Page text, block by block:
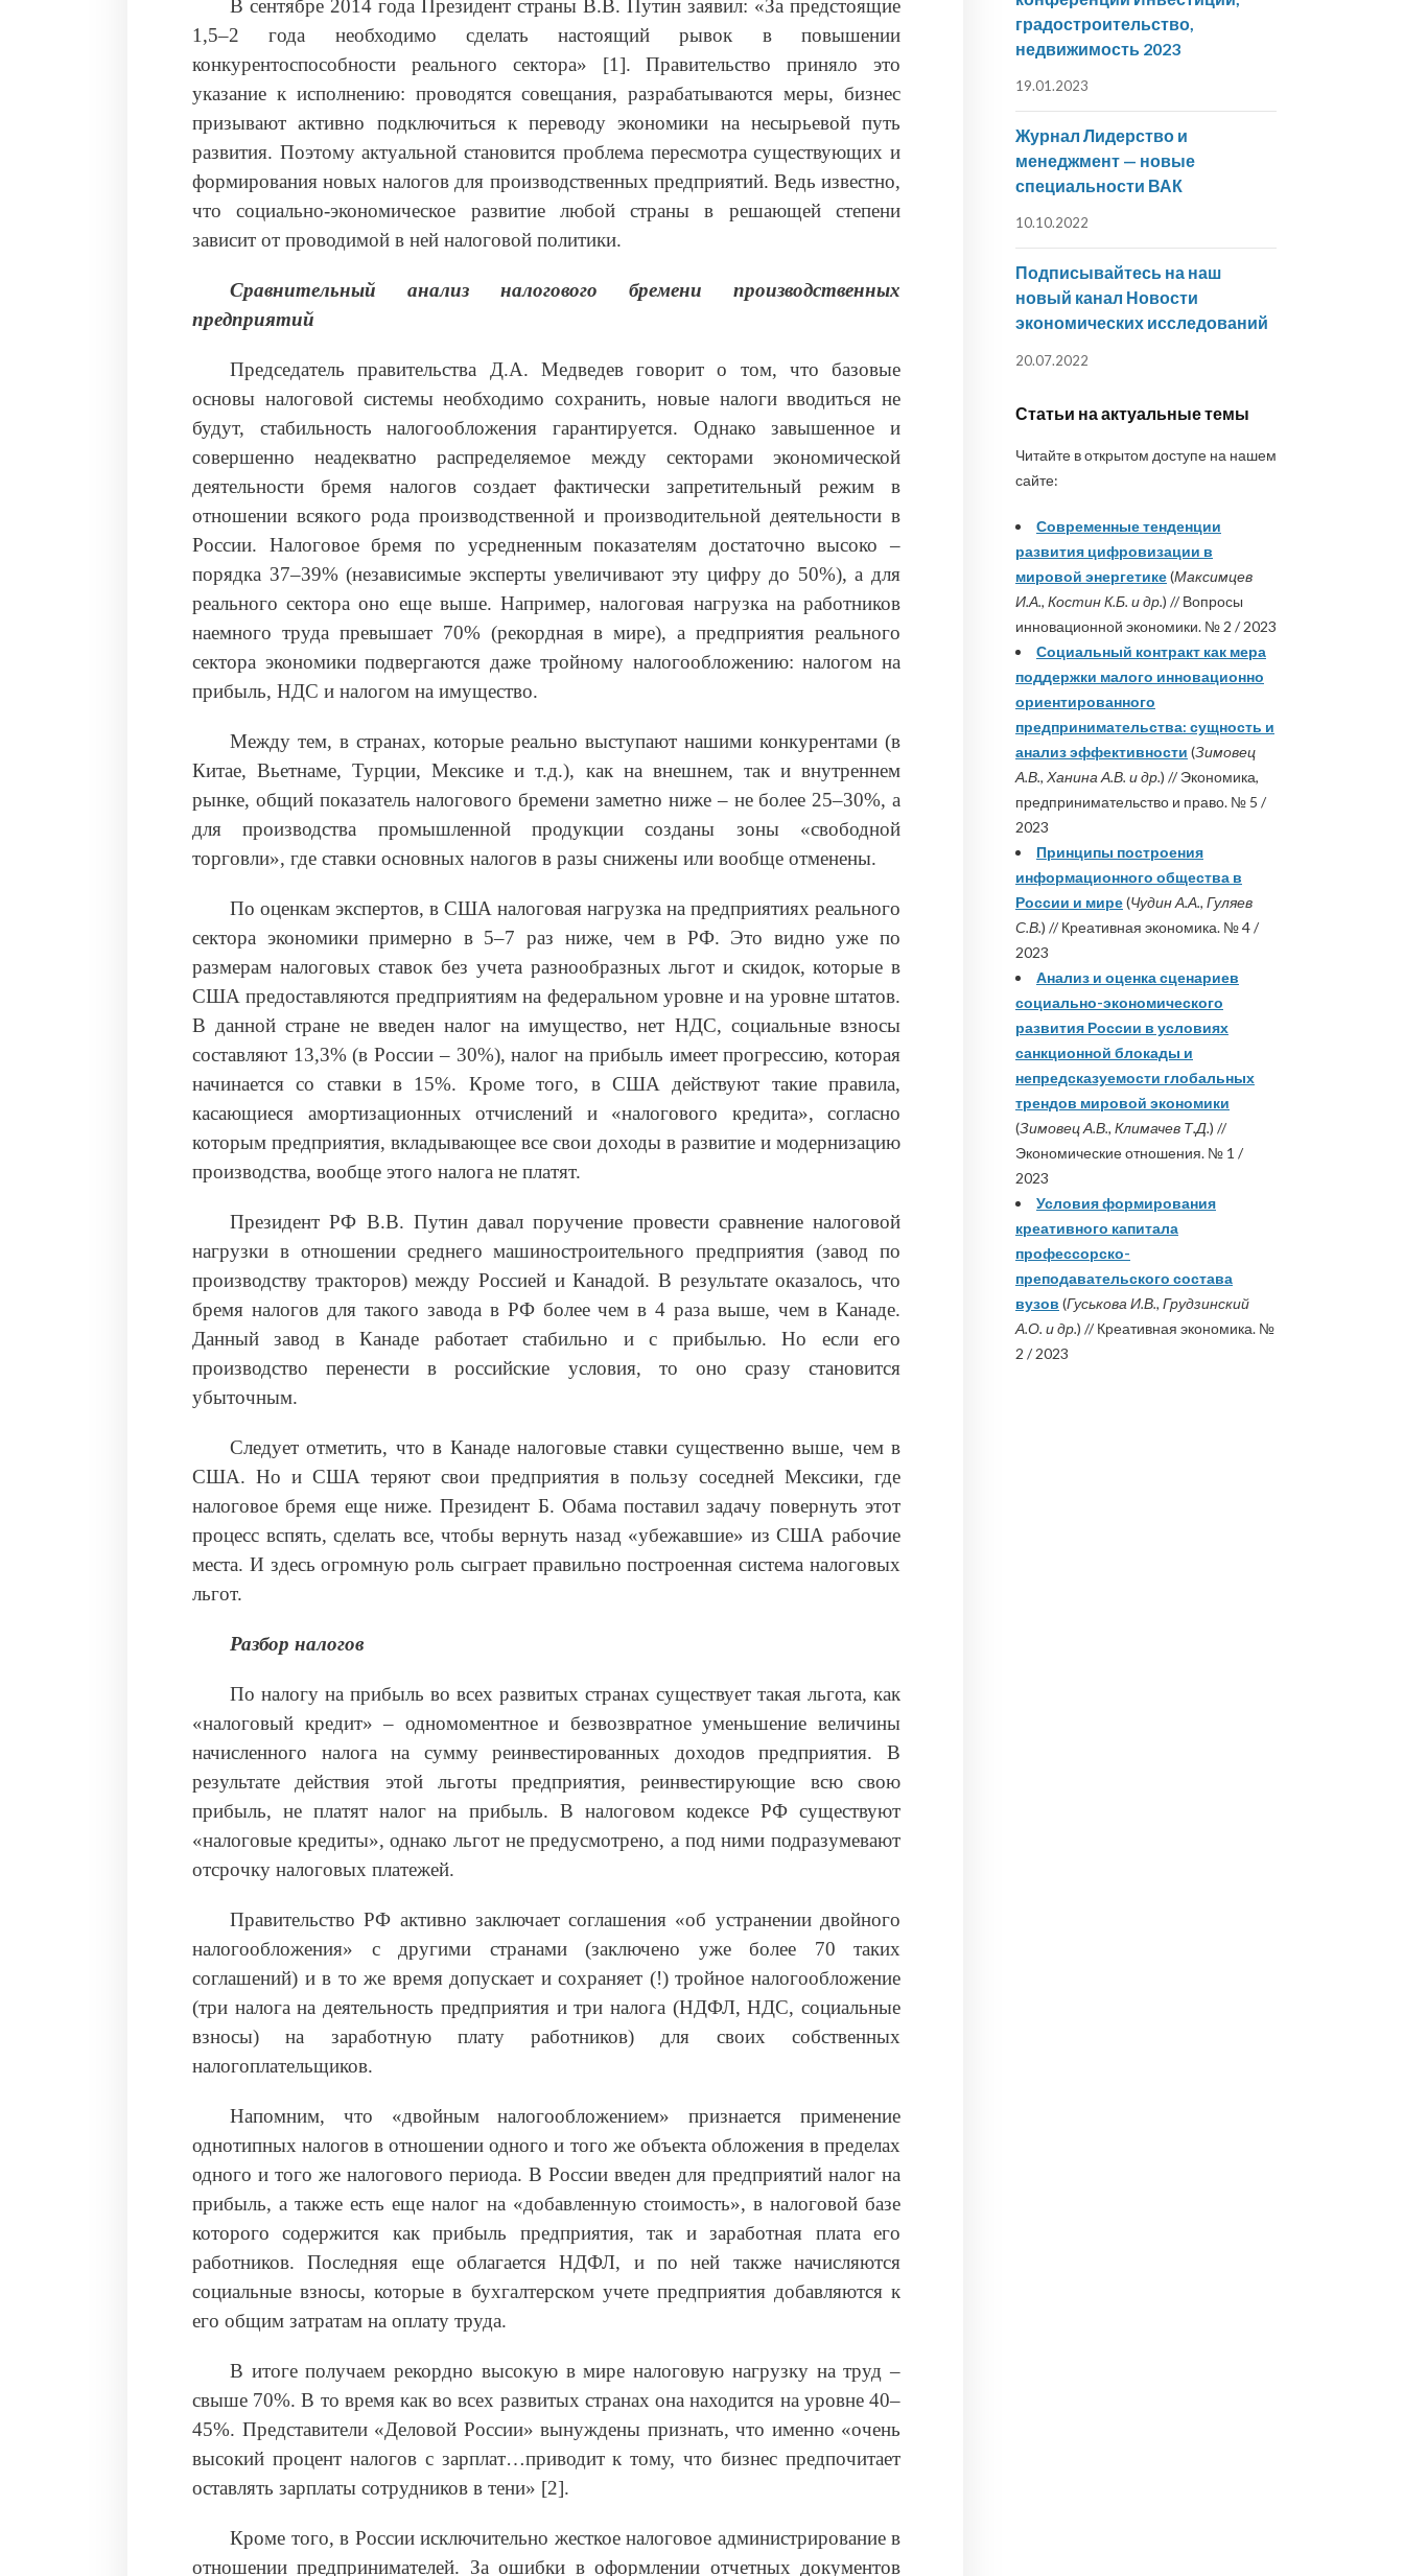
В сентябре 2014 года Президент страны В.В. Путин заявил: «За предстоящие
1,5–2 года необходимо сделать настоящий рывок в повышении
конкурентоспособности реального сектора» [1]. Правительство приняло это
указание к исполнению: проводятся совещания, разрабатываются меры, бизнес
призывают активно подключиться к переводу экономики на несырьевой путь
развития. Поэтому актуальной становится проблема пересмотра существующих и
формирования новых налогов для производственных предприятий. Ведь известно,
что социально-экономическое развитие любой страны в решающей степени
зависит от проводимой в ней налоговой политики.
Сравнительный анализ налогового бремени производственных
предприятий
Председатель правительства Д.А. Медведев говорит о том, что базовые
основы налоговой системы необходимо сохранить, новые налоги вводиться не
будут, стабильность налогообложения гарантируется. Однако завышенное и
совершенно неадекватно распределяемое между секторами экономической
деятельности бремя налогов создает фактически запретительный режим в
отношении всякого рода производственной и производительной деятельности в
России. Налоговое бремя по усредненным показателям достаточно высоко –
порядка 37–39% (независимые эксперты увеличивают эту цифру до 50%), а для
реального сектора оно еще выше. Например, налоговая нагрузка на работников
наемного труда превышает 70% (рекордная в мире), а предприятия реального
сектора экономики подвергаются даже тройному налогообложению: налогом на
прибыль, НДС и налогом на имущество.
Между тем, в странах, которые реально выступают нашими конкурентами (в
Китае, Вьетнаме, Турции, Мексике и т.д.), как на внешнем, так и внутреннем
рынке, общий показатель налогового бремени заметно ниже – не более 25–30%, а
для производства промышленной продукции созданы зоны «свободной
торговли», где ставки основных налогов в разы снижены или вообще отменены.
По оценкам экспертов, в США налоговая нагрузка на предприятиях реального
сектора экономики примерно в 5–7 раз ниже, чем в РФ. Это видно уже по
размерам налоговых ставок без учета разнообразных льгот и скидок, которые в
США предоставляются предприятиям на федеральном уровне и на уровне штатов.
В данной стране не введен налог на имущество, нет НДС, социальные взносы
составляют 13,3% (в России – 30%), налог на прибыль имеет прогрессию, которая
начинается со ставки в 15%. Кроме того, в США действуют такие правила,
касающиеся амортизационных отчислений и «налогового кредита», согласно
которым предприятия, вкладывающее все свои доходы в развитие и модернизацию
производства, вообще этого налога не платят.
Президент РФ В.В. Путин давал поручение провести сравнение налоговой
нагрузки в отношении среднего машиностроительного предприятия (завод по
производству тракторов) между Россией и Канадой. В результате оказалось, что
бремя налогов для такого завода в РФ более чем в 4 раза выше, чем в Канаде.
Данный завод в Канаде работает стабильно и с прибылью. Но если его
производство перенести в российские условия, то оно сразу становится
убыточным.
Следует отметить, что в Канаде налоговые ставки существенно выше, чем в
США. Но и США теряют свои предприятия в пользу соседней Мексики, где
налоговое бремя еще ниже. Президент Б. Обама поставил задачу повернуть этот
процесс вспять, сделать все, чтобы вернуть назад «убежавшие» из США рабочие
места. И здесь огромную роль сыграет правильно построенная система налоговых
льгот.
Разбор налогов
По налогу на прибыль во всех развитых странах существует такая льгота, как
«налоговый кредит» – одномоментное и безвозвратное уменьшение величины
начисленного налога на сумму реинвестированных доходов предприятия. В
результате действия этой льготы предприятия, реинвестирующие всю свою
прибыль, не платят налог на прибыль. В налоговом кодексе РФ существуют
«налоговые кредиты», однако льгот не предусмотрено, а под ними подразумевают
отсрочку налоговых платежей.
Правительство РФ активно заключает соглашения «об устранении двойного
налогообложения» с другими странами (заключено уже более 70 таких
соглашений) и в то же время допускает и сохраняет (!) тройное налогообложение
(три налога на деятельность предприятия и три налога (НДФЛ, НДС, социальные
взносы) на заработную плату работников) для своих собственных
налогоплательщиков.
Напомним, что «двойным налогообложением» признается применение
однотипных налогов в отношении одного и того же объекта обложения в пределах
одного и того же налогового периода. В России введен для предприятий налог на
прибыль, а также есть еще налог на «добавленную стоимость», в налоговой базе
которого содержится как прибыль предприятия, так и заработная плата его
работников. Последняя еще облагается НДФЛ, и по ней также начисляются
социальные взносы, которые в бухгалтерском учете предприятия добавляются к
его общим затратам на оплату труда.
В итоге получаем рекордно высокую в мире налоговую нагрузку на труд –
свыше 70%. В то время как во всех развитых странах она находится на уровне 40–
45%. Представители «Деловой России» вынуждены признать, что именно «очень
высокий процент налогов с зарплат…приводит к тому, что бизнес предпочитает
оставлять зарплаты сотрудников в тени» [2].
Кроме того, в России исключительно жесткое налоговое администрирование в
отношении предпринимателей. За ошибки в оформлении отчетных документов
градостроительство,
недвижимость 2023
19.01.2023
Журнал Лидерство и
менеджмент — новые
специальности ВАК
10.10.2022
Подписывайтесь на наш
новый канал Новости
экономических исследований
20.07.2022
Статьи на актуальные темы
Читайте в открытом доступе на нашем
сайте:
Современные тенденции
развития цифровизации в
мировой энергетике(Максимцев
И.А., Костин К.Б. и др.) // Вопросы
инновационной экономики. № 2 / 2023
Социальный контракт как мера
поддержки малого инновационно
ориентированного
предпринимательства: сущность и
анализ эффективности (Зимовец
А.В., Ханина А.В. и др.) // Экономика,
предпринимательство и право. № 5 /
2023
Принципы построения
информационного общества в
России и мире(Чудин А.А., Гуляев
С.В.) // Креативная экономика. № 4 /
2023
Анализ и оценка сценариев
социально-экономического
развития России в условиях
санкционной блокады и
непредсказуемости глобальных
трендов мировой экономики
(Зимовец А.В., Климачев Т.Д.) //
Экономические отношения. № 1 /
2023
Условия формирования
креативного капитала
профессорско-
преподавательского состава
вузов (Гуськова И.В., Грудзинский
А.О. и др.) // Креативная экономика. №
2 / 2023